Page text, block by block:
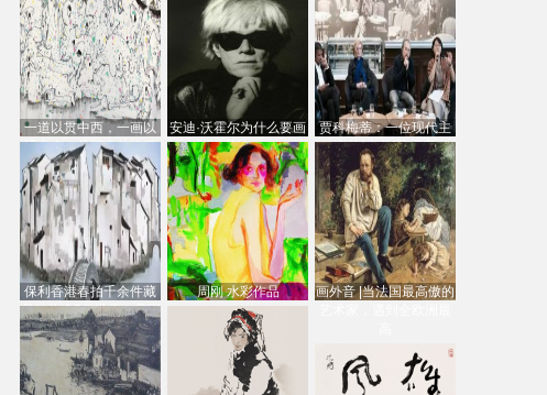
一道以贯中西，一画以
通古今：吴冠中的绘画
创
安迪·沃霍尔为什么要画
芭比
贾科梅蒂：一位现代主
义的“当代”艺术家
保利香港春拍千余件藏
品估价逾7亿港元，吴冠
中
周刚 水彩作品
画外音 |当法国最高傲的